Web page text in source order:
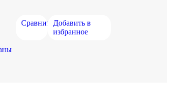
СравнитьДобавить в
избранное